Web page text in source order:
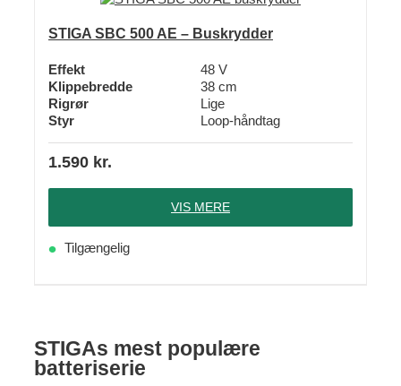
STIGA SBC 500 AE – Buskrydder
Effekt
48 V
Klippebredde
38 cm
Rigrør
Lige
Styr
Loop-håndtag
1.590 kr.
VIS MERE
Tilgængelig
STIGAs mest populære
batteriserie